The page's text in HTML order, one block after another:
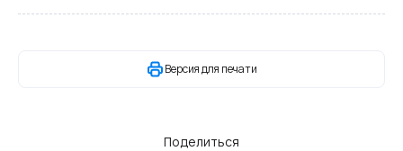
Версия для печати
Поделиться